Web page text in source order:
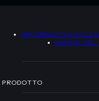
INFORMATIVA
MAPPA DEL
PRODOTTO